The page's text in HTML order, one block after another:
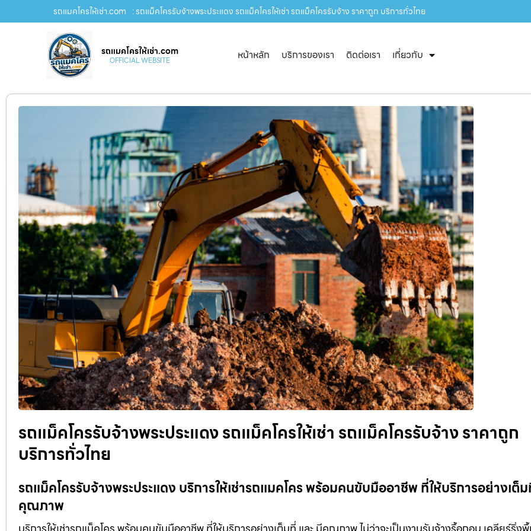
รถแมคโครให้เช่า.com : รถแม็คโครรับจ้างพระประแดง รถแม็คโครให้เช่า รถแม็คโครรับจ้าง ราคาถูก บริการทั่วไทย
รถแมคโครให้เช่า.com
OFFICIAL WEBSITE หน้าหลัก บริการของเรา ติดต่อเรา เกี่ยวกับ
รถแม็คโครรับจ้างพระประแดง รถแม็คโครให้เช่า รถแม็คโครรับจ้าง ราคาถูก
บริการทั่วไทย
รถแม็คโครรับจ้างพระประแดง บริการให้เช่ารถแมคโคร พร้อมคนขับมืออาชีพ ที่ให้บริการอย่างเต็ม
คุณภาพ